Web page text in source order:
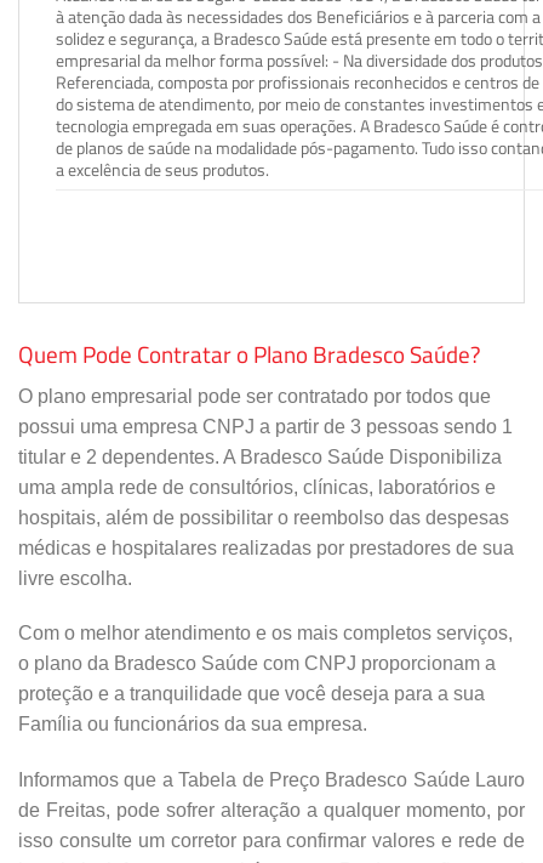
à atenção dada às necessidades dos Beneficiários e à parceria com
solidez e segurança, a Bradesco Saúde está presente em todo o
empresarial da melhor forma possível: - Na diversidade dos
Referenciada, composta por profissionais reconhecidos e centros
do sistema de atendimento, por meio de constantes investimentos
tecnologia empregada em suas operações. A Bradesco Saúde é
de planos de saúde na modalidade pós-pagamento. Tudo isso
a excelência de seus produtos.
Quem Pode Contratar o Plano Bradesco Saúde?
O plano empresarial pode ser contratado por todos que
possui uma empresa CNPJ a partir de 3 pessoas sendo 1
titular e 2 dependentes. A Bradesco Saúde Disponibiliza
uma ampla rede de consultórios, clínicas, laboratórios e
hospitais, além de possibilitar o reembolso das despesas
médicas e hospitalares realizadas por prestadores de sua
livre escolha.
Com o melhor atendimento e os mais completos serviços,
o plano da Bradesco Saúde com CNPJ proporcionam a
proteção e a tranquilidade que você deseja para a sua
Família ou funcionários da sua empresa.
Informamos que a Tabela de Preço Bradesco Saúde Lauro
de Freitas, pode sofrer alteração a qualquer momento, por
isso consulte um corretor para confirmar valores e rede de